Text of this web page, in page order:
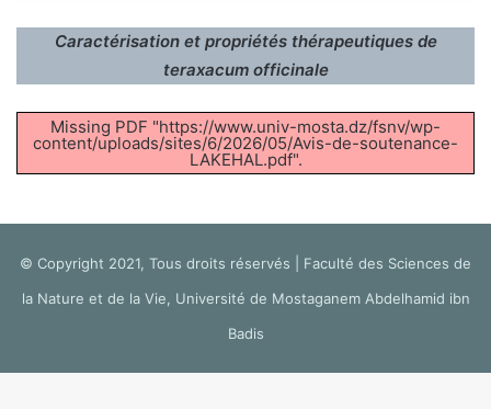
Caractérisation et propriétés thérapeutiques de
teraxacum officinale
Missing PDF "https://www.univ-mosta.dz/fsnv/wp-
content/uploads/sites/6/2026/05/Avis-de-soutenance-
LAKEHAL.pdf".
© Copyright 2021, Tous droits réservés | Faculté des Sciences de
la Nature et de la Vie, Université de Mostaganem Abdelhamid ibn
Badis